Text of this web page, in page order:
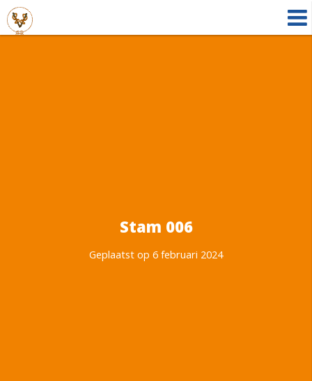
Stam 006
Geplaatst op 6 februari 2024